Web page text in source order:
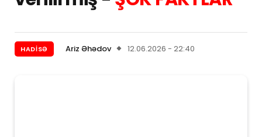
HADISƏ Ariz Əhədov 12.06.2026 - 22:40